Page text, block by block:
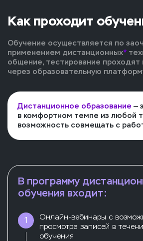
Как проходит
Обучение осуществляется по
применением дистанционных*
общение, тестирование
через образовательную
Дистанционное образование —
в комфортном темпе из любой
возможность совмещать с
В программу
обучения входит:
1
Онлайн-вебинары с возможностью
просмотра записей в
обучения